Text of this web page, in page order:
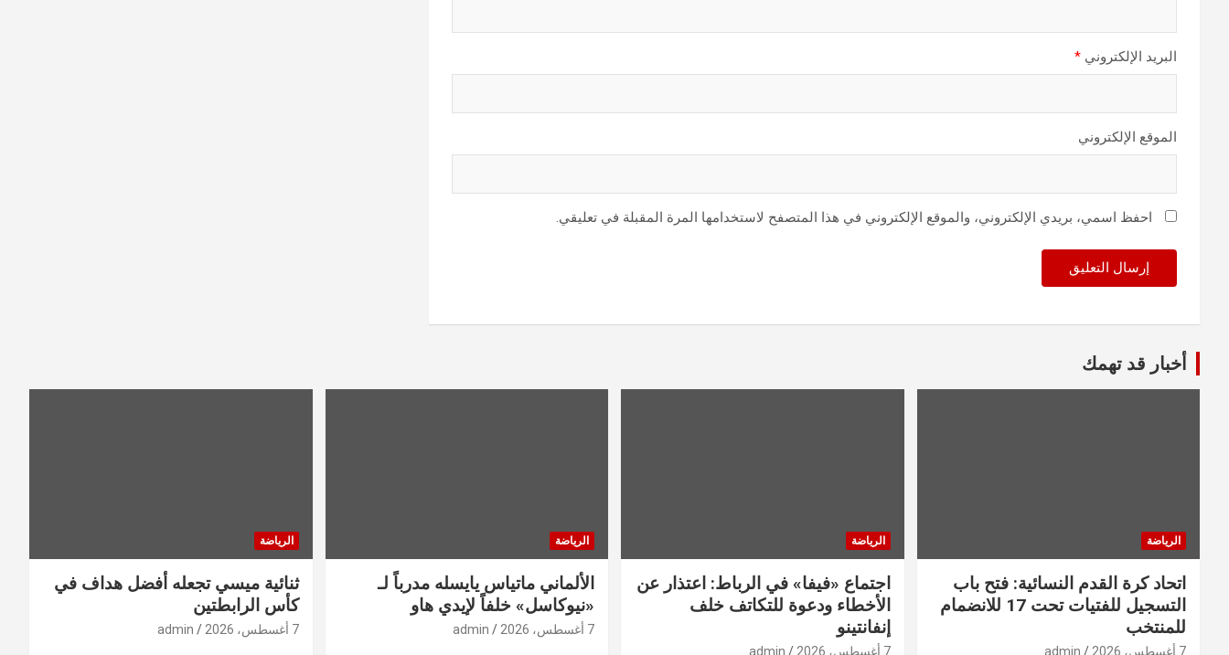
البريد الإلكتروني *
الموقع الإلكتروني
احفظ اسمي، بريدي الإلكتروني، والموقع الإلكتروني في هذا المتصفح لاستخدامها المرة المقبلة في تعليقي.
أخبار قد تهمك
الرياضة
اتحاد كرة القدم النسائية: فتح باب
التسجيل للفتيات تحت 17 للانضمام
للمنتخب
7 أغسطس، 2026 admin
الرياضة
اجتماع «فيفا» في الرباط: اعتذار عن
الأخطاء ودعوة للتكاتف خلف
إنفانتينو
7 أغسطس، 2026 admin
الرياضة
الألماني ماتياس يايسله مدرباً لـ
«نيوكاسل» خلفاً لإيدي هاو
7 أغسطس، 2026 admin
الرياضة
ثنائية ميسي تجعله أفضل هداف في
كأس الرابطتين
7 أغسطس، 2026 admin